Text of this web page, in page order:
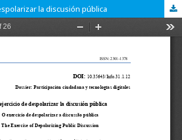
la discusión pública